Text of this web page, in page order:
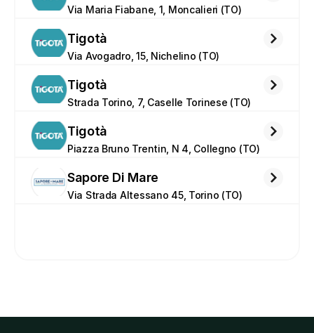
Via Maria Fiabane, 1, Moncalieri (TO)
Tigotà
Via Avogadro, 15, Nichelino (TO)
Tigotà
Strada Torino, 7, Caselle Torinese (TO)
Tigotà
Piazza Bruno Trentin, N 4, Collegno (TO)
Sapore Di Mare
Via Strada Altessano 45, Torino (TO)